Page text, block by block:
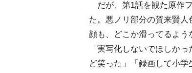
だが、第1話を観た原作
た。悪ノリ部分の賀来賢
顔も、どこか滑ってるよう
「実写化しないでほしか
ど笑った」「録画して小